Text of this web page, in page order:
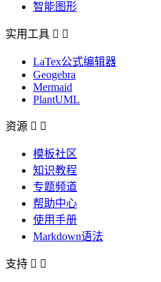
智能图形
实用工具  
LaTex公式编辑器
Geogebra
Mermaid
PlantUML
资源  
模板社区
知识教程
专题频道
帮助中心
使用手册
Markdown语法
支持  